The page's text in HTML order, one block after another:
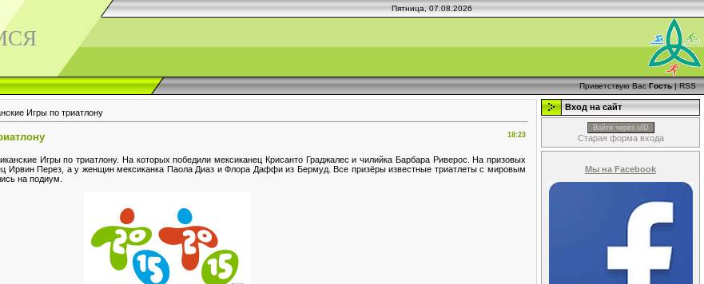
Пятница, 07.08.2026
Приветствую Вас Гость|RSS
Игры по триатлону
18:23
Игры по триатлону. На которых победили мексиканец Крисанто Граджалес и чилийка Барбара Риверос. На призовых
Ирвин Перез, а у женщин мексиканка Паола Диаз и Флора Даффи из Бермуд. Все призёры известные триатлеты с мировым
на подиум.
Вход на сайт
Войти через uID
Старая форма входа
Мы на Facebook